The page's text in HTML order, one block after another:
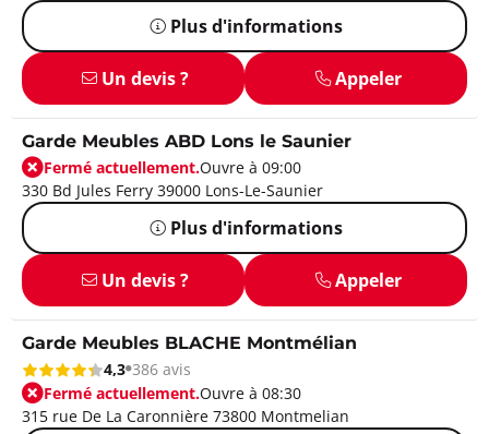
Plus d'informations
Un devis ? Appeler
Garde Meubles ABD Lons le Saunier
Fermé actuellement.Ouvre à 09:00
330 Bd Jules Ferry 39000 Lons-Le-Saunier
Plus d'informations
Un devis ? Appeler
Garde Meubles BLACHE Montmélian
4,3 386 avis
Fermé actuellement.Ouvre à 08:30
315 rue De La Caronnière 73800 Montmelian